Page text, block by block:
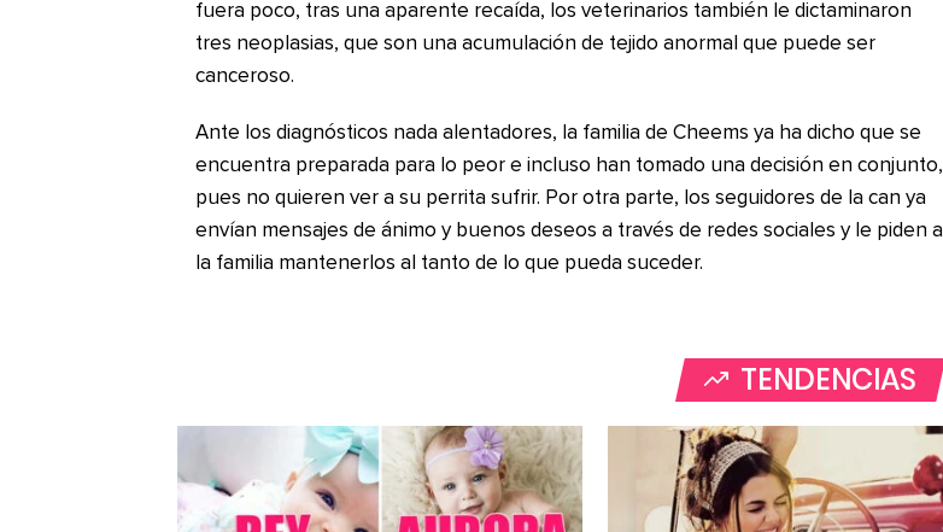
fuera poco, tras una aparente recaída, los veterinarios también le dictaminaron
tres neoplasias, que son una acumulación de tejido anormal que puede ser
canceroso.
Ante los diagnósticos nada alentadores, la familia de Cheems ya ha dicho que se
encuentra preparada para lo peor e incluso han tomado una decisión en conjunto,
pues no quieren ver a su perrita sufrir. Por otra parte, los seguidores de la can ya
envían mensajes de ánimo y buenos deseos a través de redes sociales y le piden a
la familia mantenerlos al tanto de lo que pueda suceder.
TENDENCIAS